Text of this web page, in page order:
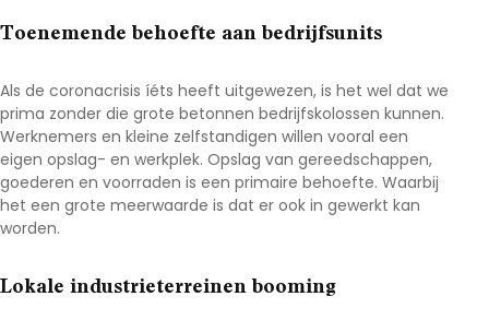
Toenemende behoefte aan bedrijfsunits
Als de coronacrisis íéts heeft uitgewezen, is het wel dat we
prima zonder die grote betonnen bedrijfskolossen kunnen.
Werknemers en kleine zelfstandigen willen vooral een
eigen opslag- en werkplek. Opslag van gereedschappen,
goederen en voorraden is een primaire behoefte. Waarbij
het een grote meerwaarde is dat er ook in gewerkt kan
worden.
Lokale industrieterreinen booming